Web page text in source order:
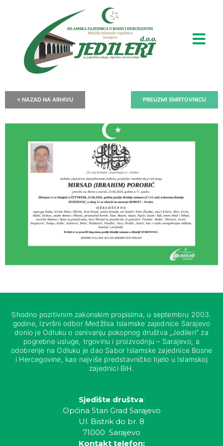
< NAZAD NA ARHIVU PREUZMI SMRTOVNICU
Shodno pozitivnim zakonskim propisima, u septembru 2003.
godine, Izvršni odbor Medžlisa Islamske zajednice Sarajevo
donio je Odluku o osnivanju pokopnog društva „Jedileri“ za
pogrebne usluge, trgovinu i proizvodnju – Sarajevo, a
odobrenje na Odluku je dao Sabor Islamske zajednice Bosne
i Hercegovine, kao najviše predstavničko tijelo u Islamskoj
zajednici BiH.
Sjedište društva:
Općina Stari Grad Sarajevo
Ul. Bistrik do br. 8
71000 Sarajevo
Kontakt telefon: